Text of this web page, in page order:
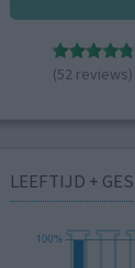
(52 reviews)
LEEFTIJD +